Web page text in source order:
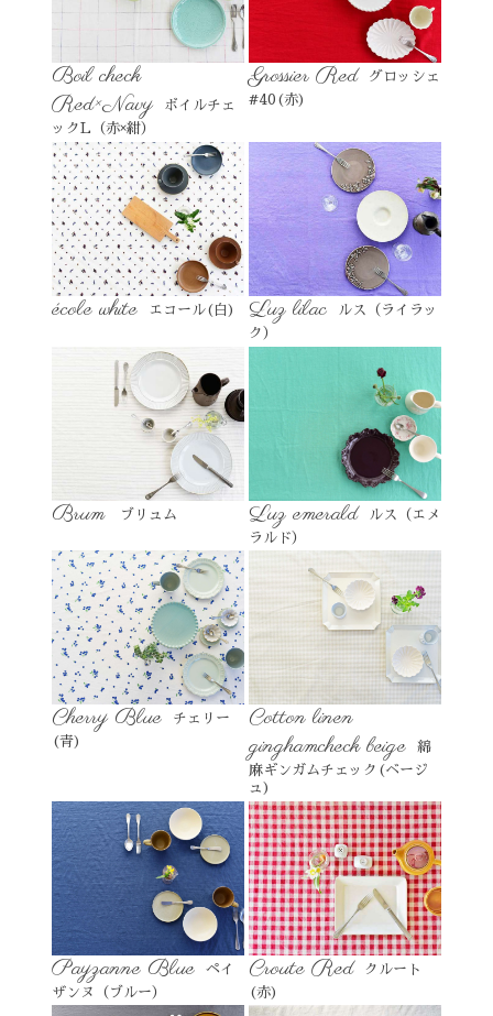
Boil check
Red×Navy
ボイルチェ
ックL（赤×紺）
Grossier Red
グロッシェ
#40(赤)
école white エコール(白) Luz lilac
ルス（ライラッ
ク）
Brum ブリュム Luz emerald
ルス（エメ
ラルド）
Cherry Blue
チェリー
(青)
Cotton linen
ginghamcheck beige
綿
麻ギンガムチェック(ベージ
ュ)
Payzanne Blue
ペイ
ザンヌ（ブルー）
Croute Red
クルート
(赤)